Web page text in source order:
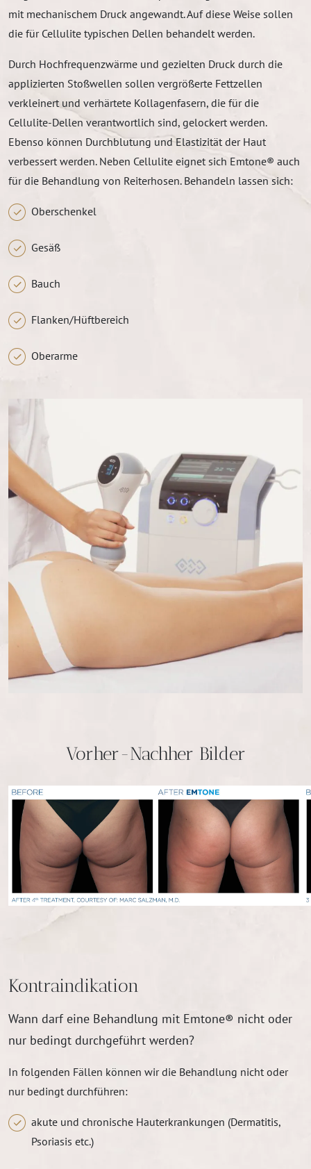
mit mechanischem Druck angewandt. Auf diese Weise sollen
die für Cellulite typischen Dellen behandelt werden.
Durch Hochfrequenzwärme und gezielten Druck durch die
applizierten Stoßwellen sollen vergrößerte Fettzellen
verkleinert und verhärtete Kollagenfasern, die für die
Cellulite-Dellen verantwortlich sind, gelockert werden.
Ebenso können Durchblutung und Elastizität der Haut
verbessert werden. Neben Cellulite eignet sich Emtone® auch
für die Behandlung von Reiterhosen. Behandeln lassen sich:
Oberschenkel
Gesäß
Bauch
Flanken/Hüftbereich
Oberarme
Vorher-Nachher Bilder
Kontraindikation
Wann darf eine Behandlung mit Emtone® nicht oder
nur bedingt durchgeführt werden?
In folgenden Fällen können wir die Behandlung nicht oder
nur bedingt durchführen:
akute und chronische Hauterkrankungen (Dermatitis,
Psoriasis etc.)